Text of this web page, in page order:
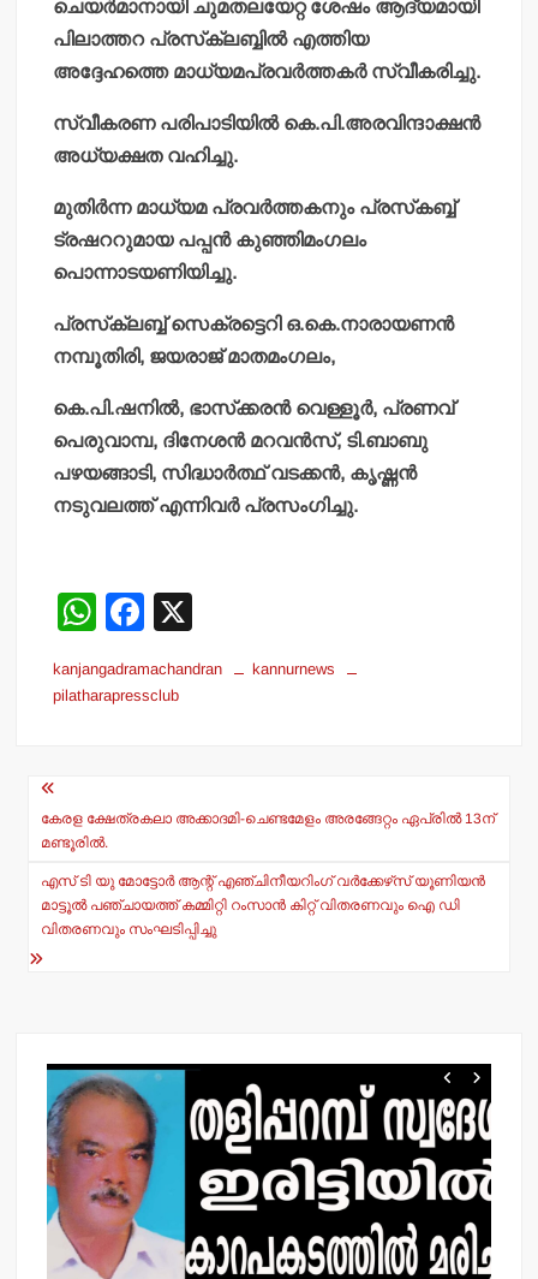
ചെയര്‍മാനായി ചുമതലയേറ്റ ശേഷം ആദ്യമായി
പിലാത്തറ പ്രസ്‌ക്ലബ്ബില്‍ എത്തിയ
അദ്ദേഹത്തെ മാധ്യമപ്രവര്‍ത്തകര്‍ സ്വീകരിച്ചു.
സ്വീകരണ പരിപാടിയില്‍ കെ.പി.അരവിന്ദാക്ഷന്‍
അധ്യക്ഷത വഹിച്ചു.
മുതിര്‍ന്ന മാധ്യമ പ്രവര്‍ത്തകനും പ്രസ്‌കബ്ബ്
ട്രഷററുമായ പപ്പന്‍ കുഞ്ഞിമംഗലം
പൊന്നാടയണിയിച്ചു.
പ്രസ്‌ക്ലബ്ബ് സെക്രട്ടെറി ഒ.കെ.നാരായണന്‍
നമ്പൂതിരി, ജയരാജ് മാതമംഗലം,
കെ.പി.ഷനില്‍, ഭാസ്‌ക്കരന്‍ വെള്ളൂര്‍, പ്രണവ്
പെരുവാമ്പ, ദിനേശന്‍ മറവന്‍സ്, ടി.ബാബു
പഴയങ്ങാടി, സിദ്ധാര്‍ത്ഥ് വടക്കന്‍, കൃഷ്ണന്‍
നടുവലത്ത് എന്നിവര്‍ പ്രസംഗിച്ചു.
W
at
p
p
F
c
o
k
kanjangadramachandran
kannurnews
pilatharapressclub
Post
navigation
കേരള ക്ഷേത്രകലാ അക്കാദമി-ചെണ്ടമേളം അരങ്ങേറ്റം ഏപ്രില്‍ 13ന്
മണ്ടൂരില്‍.
എസ് ടി യു മോട്ടോര്‍ ആന്റ് എഞ്ചിനീയറിംഗ് വര്‍ക്കേഴ്‌സ് യൂണിയന്‍
മാട്ടൂല്‍ പഞ്ചായത്ത് കമ്മിറ്റി റംസാന്‍ കിറ്റ് വിതരണവും ഐ ഡി
വിതരണവും സംഘടിപ്പിച്ചു